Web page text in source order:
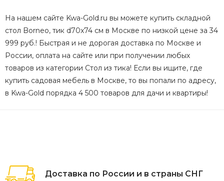
На нашем сайте Kwa-Gold.ru вы можете купить складной
стол Borneo, тик d70x74 см в Москве по низкой цене за 34
999 руб.! Быстрая и не дорогая доставка по Москве и
России, оплата на сайте или при получении любых
товаров из категории Стол из тика! Если вы ищите, где
купить садовая мебель в Москве, то вы попали по адресу,
в Kwa-Gold порядка 4 500 товаров для дачи и квартиры!
Доставка по России и в страны СНГ